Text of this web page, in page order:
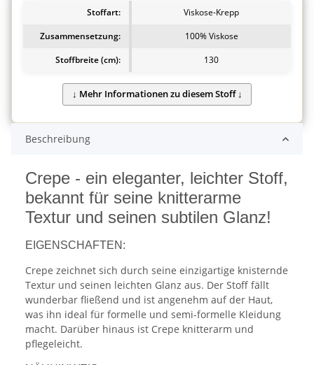
Stoffart:
Viskose-Krepp
Zusammensetzung:
100% Viskose
Stoffbreite (cm):
130
Beschreibung
Crepe - ein eleganter, leichter Stoff,
bekannt für seine knitterarme
Textur und seinen subtilen Glanz!
EIGENSCHAFTEN:
Crepe zeichnet sich durch seine einzigartige knisternde
Textur und seinen leichten Glanz aus. Der Stoff fällt
wunderbar fließend und ist angenehm auf der Haut,
was ihn ideal für formelle und semi-formelle Kleidung
macht. Darüber hinaus ist Crepe knitterarm und
pflegeleicht.